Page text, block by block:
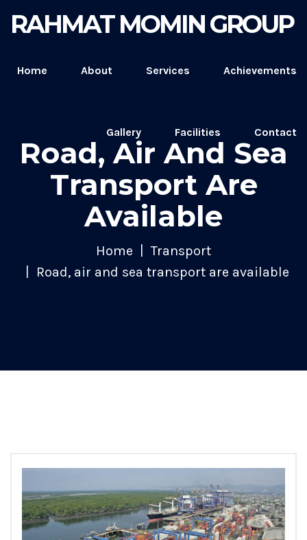
RAHMAT MOMIN GROUP
Home About Services Achievements
Gallery Facilities Contact
Road, Air And Sea
Transport Are
Available
Home
Transport
Road, air and sea transport are available